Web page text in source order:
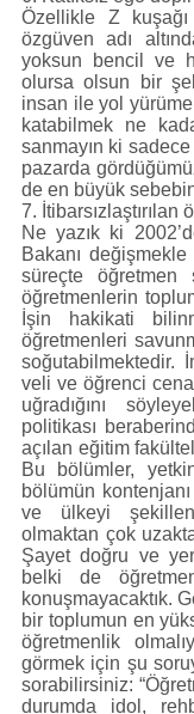
Özellikle Z
özgüven adı
yoksun bencil ve
olursa olsun bir
insan ile yol
katabilmek ne
sanmayın ki
pazarda
de en büyük
7. İtibarsızlaştırılan
Ne yazık ki
Bakanı
süreçte öğretmen
öğretmenlerin
İşin hakikati
öğretmenleri
soğutabilmektedir.
veli ve öğrenci
uğradığını
politikası
açılan eğitim
Bu bölümler,
bölümün
ve ülkeyi
olmaktan çok
Şayet doğru ve
belki de
konuşmayacaktık.
bir toplumun en
öğretmenlik
görmek için şu
sorabilirsiniz:
durumda idol,